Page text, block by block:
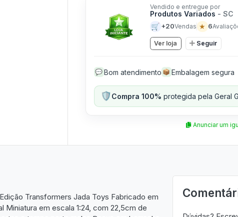
Vendido e entregue por
Produtos Variados - SC
🛒 +20Vendas ★ 6
Ver loja Seguir
💬 Bom atendimento 📦 Embalagem segura
🛡️Compra 100% protegida pela Geral
Anunciar um
Transformers Jada Toys Fabricado em
em escala 1:24, com 22,5cm de